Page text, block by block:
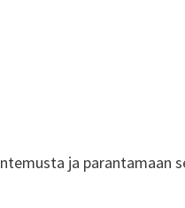
ja parantamaan